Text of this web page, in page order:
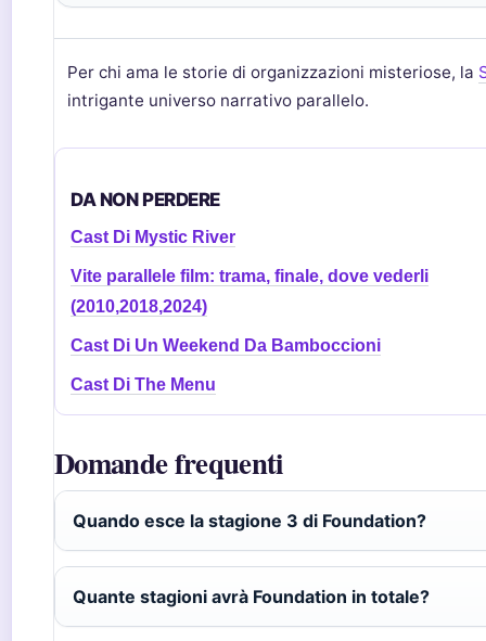
Per chi ama le storie di organizzazioni misteriose, la
intrigante universo narrativo parallelo.
DA NON PERDERE
Cast Di Mystic River
Vite parallele film: trama, finale, dove vederli
(2010,2018,2024)
Cast Di Un Weekend Da Bamboccioni
Cast Di The Menu
Domande frequenti
Quando esce la stagione 3 di Foundation?
Quante stagioni avrà Foundation in totale?